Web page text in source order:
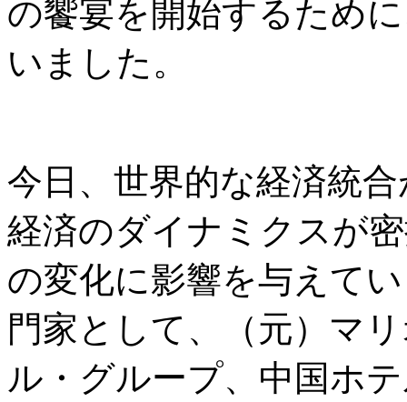
の饗宴を開始するため
いました。
今日、世界的な経済統
経済のダイナミクスが
の変化に影響を与えて
門家として、（元）マ
ル・グループ、中国ホ